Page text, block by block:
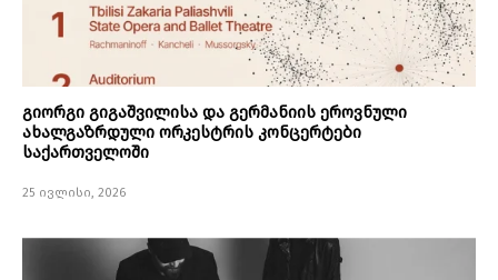
გიორგი გიგაშვილისა და გერმანიის ეროვნული
ახალგაზრდული ორკესტრის კონცერტები
საქართველოში
25 ივლისი, 2026